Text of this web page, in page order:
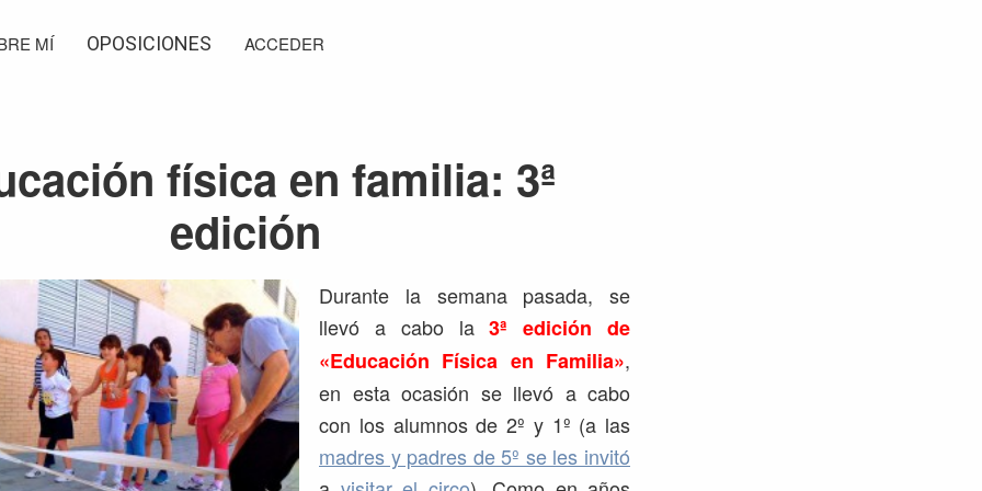
MÍ OPOSICIONES ACCEDER
física en familia: 3ª
edición
Durante la semana pasada, se
llevó a cabo la3ª edición de
«Educación Física en Familia»,
en esta ocasión se llevó a cabo
con los alumnos de 2º y 1º (a las
madres y padres de 5º se les invitó